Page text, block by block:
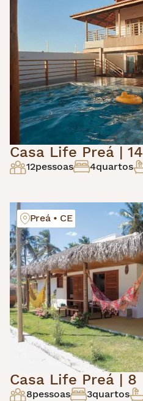
Casa Life Preá | 14
12pessoas 4quartos
Preá • CE
Casa Life Preá | 8
8pessoas 3quartos